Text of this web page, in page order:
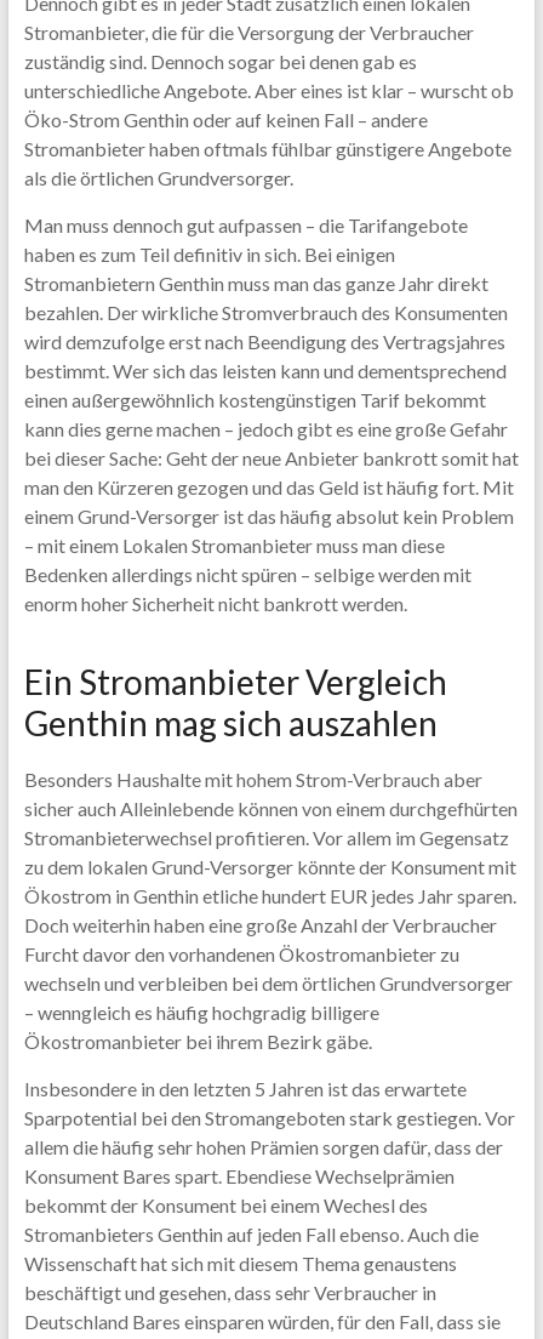
Stromanbieter, die für die Versorgung der Verbraucher
zuständig sind. Dennoch sogar bei denen gab es
unterschiedliche Angebote. Aber eines ist klar – wurscht ob
Öko-Strom Genthin oder auf keinen Fall – andere
Stromanbieter haben oftmals fühlbar günstigere Angebote
als die örtlichen Grundversorger.
Man muss dennoch gut aufpassen – die Tarifangebote
haben es zum Teil definitiv in sich. Bei einigen
Stromanbietern Genthin muss man das ganze Jahr direkt
bezahlen. Der wirkliche Stromverbrauch des Konsumenten
wird demzufolge erst nach Beendigung des Vertragsjahres
bestimmt. Wer sich das leisten kann und dementsprechend
einen außergewöhnlich kostengünstigen Tarif bekommt
kann dies gerne machen – jedoch gibt es eine große Gefahr
bei dieser Sache: Geht der neue Anbieter bankrott somit hat
man den Kürzeren gezogen und das Geld ist häufig fort. Mit
einem Grund-Versorger ist das häufig absolut kein Problem
– mit einem Lokalen Stromanbieter muss man diese
Bedenken allerdings nicht spüren – selbige werden mit
enorm hoher Sicherheit nicht bankrott werden.
Ein Stromanbieter Vergleich
Genthin mag sich auszahlen
Besonders Haushalte mit hohem Strom-Verbrauch aber
sicher auch Alleinlebende können von einem durchgefhürten
Stromanbieterwechsel profitieren. Vor allem im Gegensatz
zu dem lokalen Grund-Versorger könnte der Konsument mit
Ökostrom in Genthin etliche hundert EUR jedes Jahr sparen.
Doch weiterhin haben eine große Anzahl der Verbraucher
Furcht davor den vorhandenen Ökostromanbieter zu
wechseln und verbleiben bei dem örtlichen Grundversorger
– wenngleich es häufig hochgradig billigere
Ökostromanbieter bei ihrem Bezirk gäbe.
Insbesondere in den letzten 5 Jahren ist das erwartete
Sparpotential bei den Stromangeboten stark gestiegen. Vor
allem die häufig sehr hohen Prämien sorgen dafür, dass der
Konsument Bares spart. Ebendiese Wechselprämien
bekommt der Konsument bei einem Wechesl des
Stromanbieters Genthin auf jeden Fall ebenso. Auch die
Wissenschaft hat sich mit diesem Thema genaustens
beschäftigt und gesehen, dass sehr Verbraucher in
Deutschland Bares einsparen würden, für den Fall, dass sie